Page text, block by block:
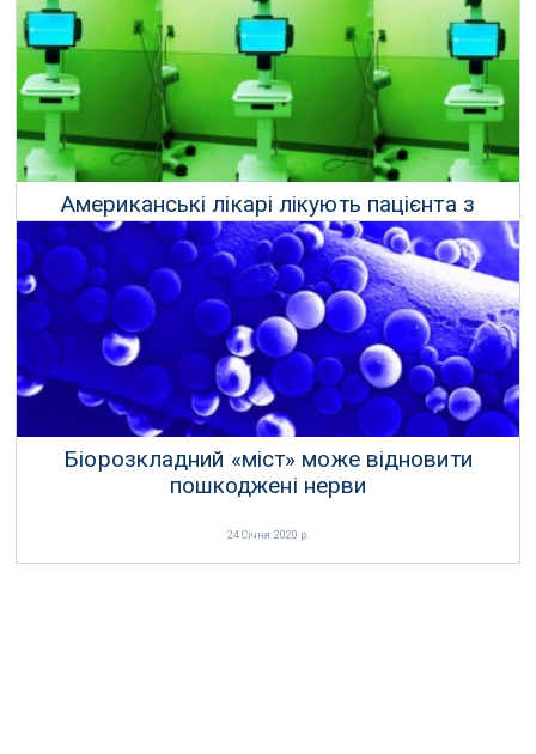
06 Листопада 2019 р.
Американські лікарі лікують пацієнта з
коронавірусом за допомогою робота
28 Січня 2020 р.
Біорозкладний «міст» може відновити
пошкоджені нерви
24 Січня 2020 р.